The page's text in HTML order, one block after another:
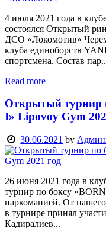
4 июля 2021 года в
состоялся Открытый
ДСО «Локомотив»
клуба единоборств
спортсмена. Состав
Read more
Открытый турнир
I» Lipovoy Gym
30.06.2021 by
26 июня 2021 года в
турнир по боксу
наркоманией. От
в турнире принял
Кадиралиев...